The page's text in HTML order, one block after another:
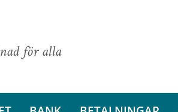
för alla